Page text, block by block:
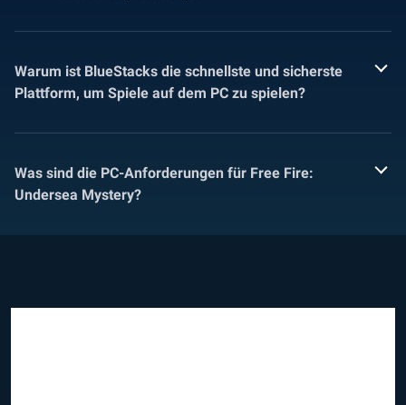
Warum ist BlueStacks die schnellste und sicherste
Plattform, um Spiele auf dem PC zu spielen?
Was sind die PC-Anforderungen für Free Fire:
Undersea Mystery?